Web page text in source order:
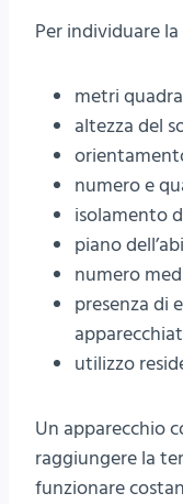
Per individuare
metri
altezza del
numero e
isolamento
piano
numero
presenza di
utilizzo
Un apparecchio
raggiungere la
funzionare